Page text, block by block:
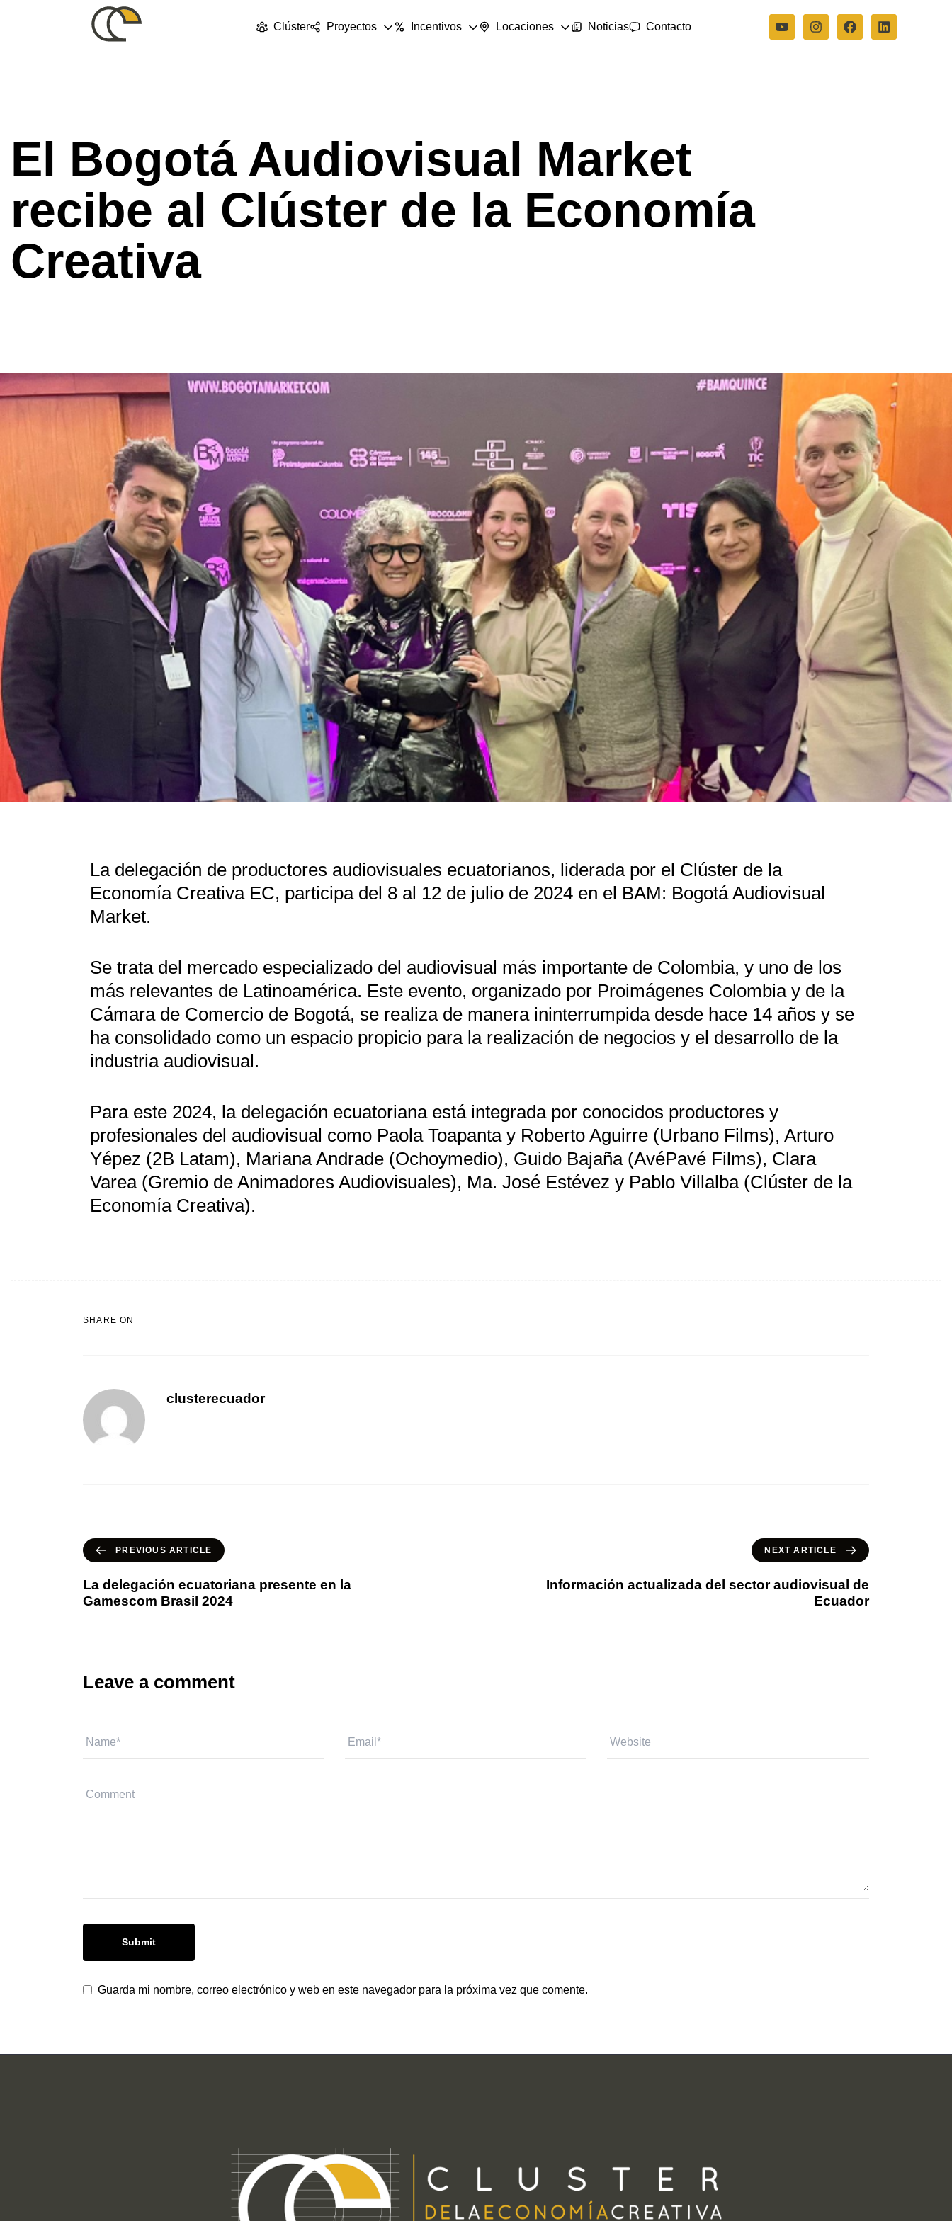
Clúster Proyectos Incentivos Locaciones Noticias Contacto
El Bogotá Audiovisual Market
recibe al Clúster de la Economía
Creativa
La delegación de productores audiovisuales ecuatorianos, liderada por el Clúster de la
Economía Creativa EC, participa del 8 al 12 de julio de 2024 en el BAM: Bogotá Audiovisual
Market.
Se trata del mercado especializado del audiovisual más importante de Colombia, y uno de los
más relevantes de Latinoamérica. Este evento, organizado por Proimágenes Colombia y de la
Cámara de Comercio de Bogotá, se realiza de manera ininterrumpida desde hace 14 años y se
ha consolidado como un espacio propicio para la realización de negocios y el desarrollo de la
industria audiovisual.
Para este 2024, la delegación ecuatoriana está integrada por conocidos productores y
profesionales del audiovisual como Paola Toapanta y Roberto Aguirre (Urbano Films), Arturo
Yépez (2B Latam), Mariana Andrade (Ochoymedio), Guido Bajaña (AvéPavé Films), Clara
Varea (Gremio de Animadores Audiovisuales), Ma. José Estévez y Pablo Villalba (Clúster de la
Economía Creativa).
SHARE ON
clusterecuador
PREVIOUS ARTICLE
La delegación ecuatoriana presente en la
Gamescom Brasil 2024
NEXT ARTICLE
Información actualizada del sector audiovisual de
Ecuador
Leave a comment
Guarda mi nombre, correo electrónico y web en este navegador para la próxima vez que comente.